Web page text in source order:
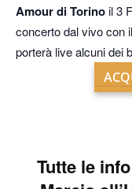
Amour di Torinoil 3
concerto dal vivo con
porterà live alcuni dei
Tutte le